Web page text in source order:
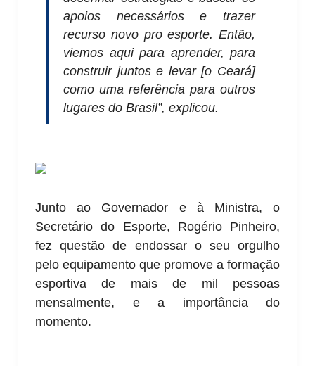
apoios necessários e trazer
recurso novo pro esporte. Então,
viemos aqui para aprender, para
construir juntos e levar [o Ceará]
como uma referência para outros
lugares do Brasil”, explicou.
Junto ao Governador e à Ministra, o
Secretário do Esporte, Rogério Pinheiro,
fez questão de endossar o seu orgulho
pelo equipamento que promove a formação
esportiva de mais de mil pessoas
mensalmente, e a importância do
momento.